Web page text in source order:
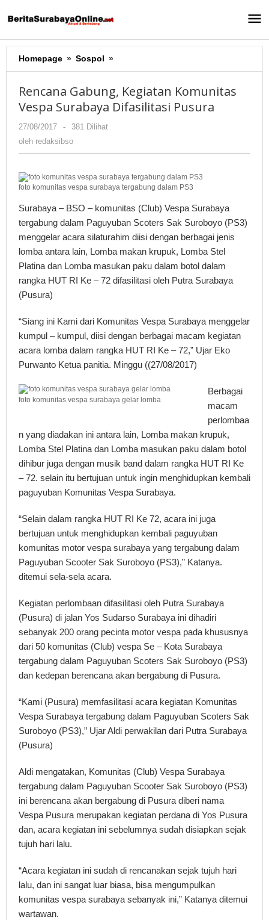
ke
Homepage » Sospol »
Gabung,
Komunitas
Vespa
Rencana Gabung, Kegiatan Komunitas
Vespa Surabaya Difasilitasi Pusura
27/08/2017
oleh
redaksibso
-
381 Dilihat
oleh redaksibso
foto komunitas vespa surabaya tergabung dalam PS3
Surabaya – BSO – komunitas (Club) Vespa Surabaya
tergabung dalam Paguyuban Scoters Sak Suroboyo (PS3)
menggelar acara silaturahim diisi dengan berbagai jenis
lomba antara lain, Lomba makan krupuk, Lomba Stel
Platina dan Lomba masukan paku dalam botol dalam
rangka HUT RI Ke – 72 difasilitasi oleh Putra Surabaya
(Pusura)
“Siang ini Kami dari Komunitas Vespa Surabaya menggelar
kumpul – kumpul, diisi dengan berbagai macam kegiatan
acara lomba dalam rangka HUT RI Ke – 72,” Ujar Eko
Purwanto Ketua panitia. Minggu ((27/08/2017)
foto komunitas vespa surabaya gelar lomba
Berbagai
macam
perlombaa
n yang diadakan ini antara lain, Lomba makan krupuk,
Lomba Stel Platina dan Lomba masukan paku dalam botol
dihibur juga dengan musik band dalam rangka HUT RI Ke
– 72. selain itu bertujuan untuk ingin menghidupkan kembali
paguyuban Komunitas Vespa Surabaya.
“Selain dalam rangka HUT RI Ke 72, acara ini juga
bertujuan untuk menghidupkan kembali paguyuban
komunitas motor vespa surabaya yang tergabung dalam
Paguyuban Scooter Sak Suroboyo (PS3),” Katanya.
ditemui sela-sela acara.
Kegiatan perlombaan difasilitasi oleh Putra Surabaya
(Pusura) di jalan Yos Sudarso Surabaya ini dihadiri
sebanyak 200 orang pecinta motor vespa pada khususnya
dari 50 komunitas (Club) vespa Se – Kota Surabaya
tergabung dalam Paguyuban Scoters Sak Suroboyo (PS3)
dan kedepan berencana akan bergabung di Pusura.
“Kami (Pusura) memfasilitasi acara kegiatan Komunitas
Vespa Surabaya tergabung dalam Paguyuban Scoters Sak
Suroboyo (PS3),” Ujar Aldi perwakilan dari Putra Surabaya
(Pusura)
Aldi mengatakan, Komunitas (Club) Vespa Surabaya
tergabung dalam Paguyuban Scooter Sak Suroboyo (PS3)
ini berencana akan bergabung di Pusura diberi nama
Vespa Pusura merupakan kegiatan perdana di Yos Pusura
dan, acara kegiatan ini sebelumnya sudah disiapkan sejak
tujuh hari lalu.
“Acara kegiatan ini sudah di rencanakan sejak tujuh hari
lalu, dan ini sangat luar biasa, bisa mengumpulkan
komunitas vespa surabaya sebanyak ini,” Katanya ditemui
wartawan.